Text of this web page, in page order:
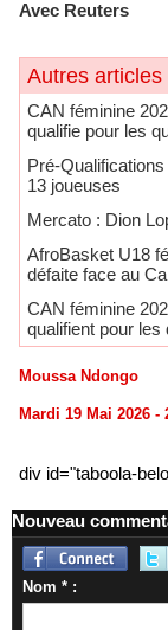
Avec Reuters
Autres articles
CAN féminine
qualifie pour les
Pré-
13 joueuses
Mercato : Dion
AfroBasket U18
défaite face au
CAN féminine
qualifient pour les
Moussa Ndongo
Mardi 19 Mai 2026 -
div id="taboola-
Nouveau
Nom * :